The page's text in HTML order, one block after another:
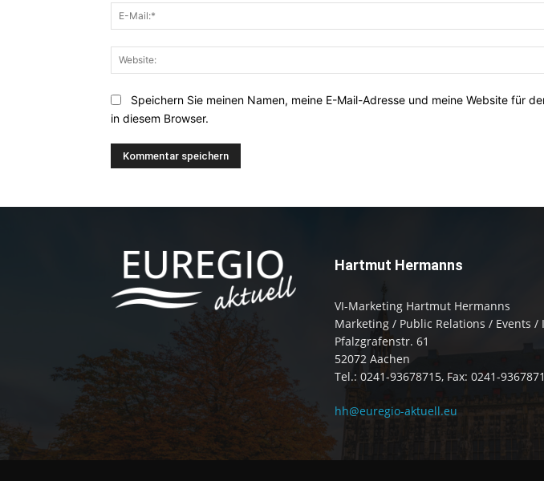
Speichern Sie meinen Namen, meine E-Mail-Adresse und meine Website für
in diesem Browser.
Hartmut Hermanns
VI-Marketing Hartmut Hermanns
Marketing / Public Relations / Events /
Pfalzgrafenstr. 61
52072 Aachen
Tel.: 0241-93678715, Fax: 0241-
hh@euregio-aktuell.eu